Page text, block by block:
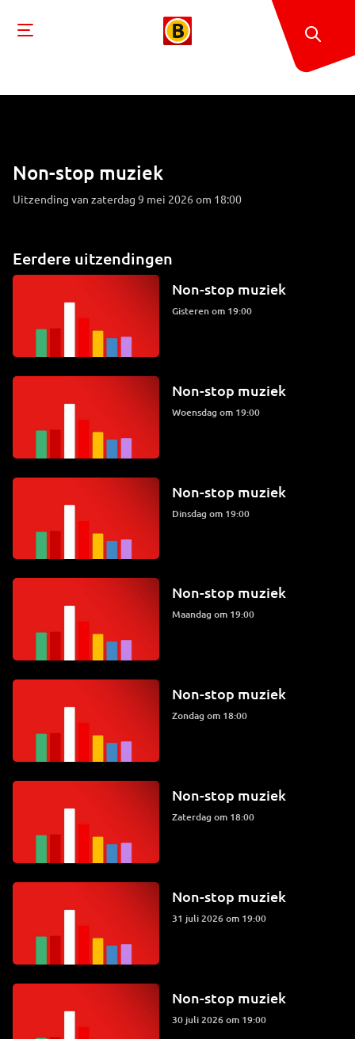
Non-stop muziek
Uitzending van zaterdag 9 mei 2026 om 18:00
Eerdere uitzendingen
Non-stop muziek
Gisteren om 19:00
Non-stop muziek
woensdag om 19:00
Non-stop muziek
dinsdag om 19:00
Non-stop muziek
maandag om 19:00
Non-stop muziek
zondag om 18:00
Non-stop muziek
zaterdag om 18:00
Non-stop muziek
31 juli 2026 om 19:00
Non-stop muziek
30 juli 2026 om 19:00